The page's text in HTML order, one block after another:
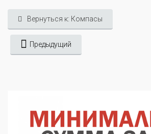
Вернуться к: Компасы
Предыдущий